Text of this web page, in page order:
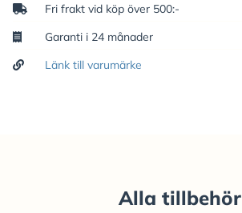
Fri frakt vid köp över 500:-
Garanti i 24 månader
Länk till varumärke
Alla tillbehör